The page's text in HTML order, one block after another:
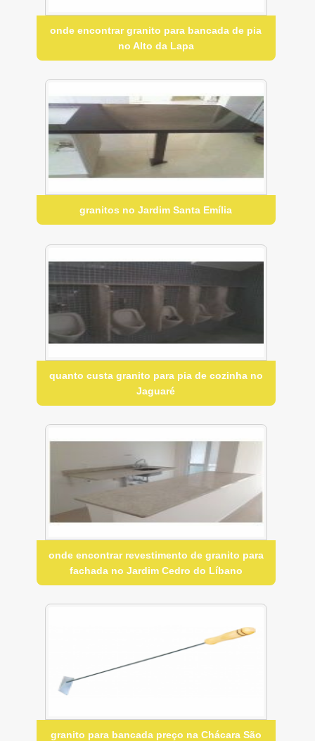
onde encontrar granito para bancada de pia
no Alto da Lapa
granitos no Jardim Santa Emília
quanto custa granito para pia de cozinha no
Jaguaré
onde encontrar revestimento de granito para
fachada no Jardim Cedro do Líbano
granito para bancada preço na Chácara São